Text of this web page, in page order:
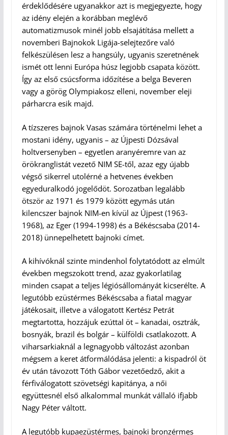
érdeklődésére ugyanakkor azt is megjegyezte, hogy
az idény elején a korábban meglévő
automatizmusok minél jobb elsajátítása mellett a
novemberi Bajnokok Ligája-selejtezőre való
felkészülésen lesz a hangsúly, ugyanis szeretnének
ismét ott lenni Európa húsz legjobb csapata között.
Így az első csúcsforma időzítése a belga Beveren
vagy a görög Olympiakosz elleni, november eleji
párharcra esik majd.
A tízszeres bajnok Vasas számára történelmi lehet a
mostani idény, ugyanis – az Újpesti Dózsával
holtversenyben – egyetlen aranyéremre van az
örökranglistát vezető NIM SE-től, azaz egy újabb
végső sikerrel utolérné a hetvenes években
egyeduralkodó jogelődöt. Sorozatban legalább
ötször az 1971 és 1979 között egymás után
kilencszer bajnok NIM-en kívül az Újpest (1963-
1968), az Eger (1994-1998) és a Békéscsaba (2014-
2018) ünnepelhetett bajnoki címet.
A kihívóknál szinte mindenhol folytatódott az elmúlt
években megszokott trend, azaz gyakorlatilag
minden csapat a teljes légiósállományát kicserélte. A
legutóbb ezüstérmes Békéscsaba a fiatal magyar
játékosait, illetve a válogatott Kertész Petrát
megtartotta, hozzájuk ezúttal öt – kanadai, osztrák,
bosnyák, brazil és bolgár – külföldi csatlakozott. A
viharsarkiaknál a legnagyobb változást azonban
mégsem a keret átformálódása jelenti: a kispadról öt
év után távozott Tóth Gábor vezetőedző, akit a
férfiválogatott szövetségi kapitánya, a női
együttesnél első alkalommal munkát vállaló ifjabb
Nagy Péter váltott.
A legutóbb kupaezüstérmes, bajnoki bronzérmes